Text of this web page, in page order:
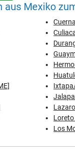
aus Mexiko
Loreto
Los